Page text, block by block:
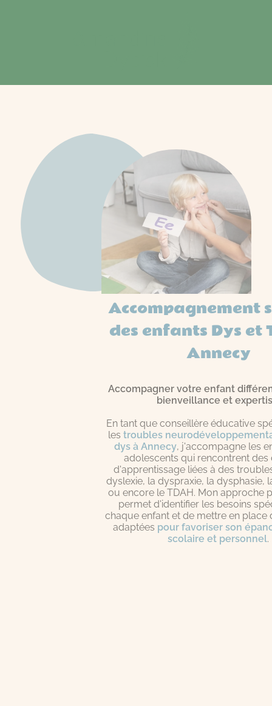
Accompagnement
des enfants Dys et
Annecy
Accompagner votre enfant
bienveillance et
En tant que conseillère éducative
lestroubles
dys à Annecy, j'accompagne les
adolescents qui rencontrent des
d'apprentissage liées à des
dyslexie, la dyspraxie, la dysphasie,
ou encore le TDAH. Mon approche
permet d'identifier les besoins
chaque enfant et de mettre en place
adaptées pour favoriser son
scolaire et personnel.